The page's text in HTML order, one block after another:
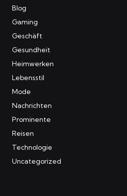
Blog
Gaming
Geschäft
Gesundheit
Heimwerken
Lebensstil
Mode
Nachrichten
Prominente
Reisen
Technologie
Uncategorized